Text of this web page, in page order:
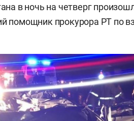
в ночь на четверг
помощник прокурора РТ по